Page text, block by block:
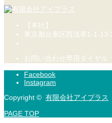
【本社】
東京都台東区西浅草1-1-13-
お問い合わせ専用ダイヤ
Facebook
Instagram
Copyright © 有限会社アイプラス
PAGE TOP